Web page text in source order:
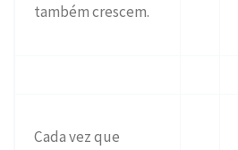
também crescem.
Cada vez que